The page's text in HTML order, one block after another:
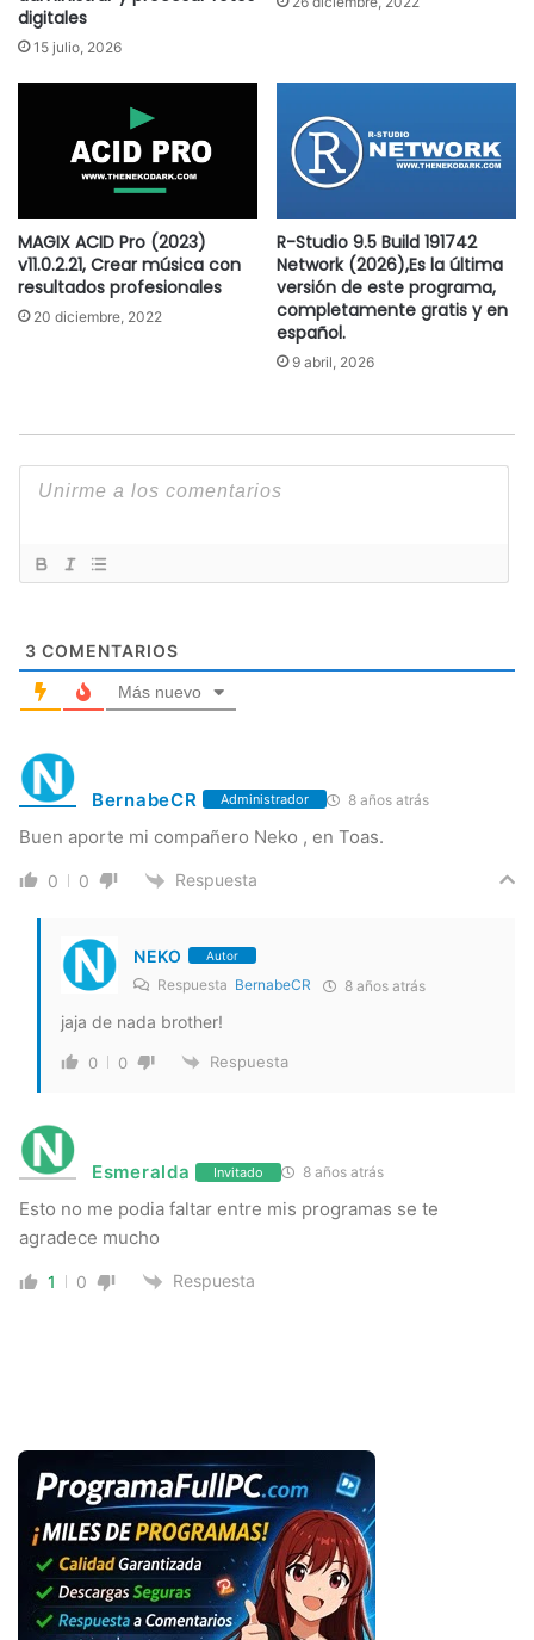
digitales
15 julio, 2026
MAGIX ACID Pro (2023)
v11.0.2.21, Crear música con
resultados profesionales
20 diciembre, 2022
R-Studio 9.5 Build 191742
Network (2026),Es la última
versión de este programa,
completamente gratis y en
español.
9 abril, 2026
3 COMENTARIOS
Más nuevo
BernabeCR Administrador 8 años atrás
Buen aporte mi compañero Neko , en Toas.
0 0 Respuesta
NEKO Autor
Respuesta BernabeCR 8 años atrás
jaja de nada brother!
0 0 Respuesta
Esmeralda Invitado 8 años atrás
Esto no me podia faltar entre mis programas se te
agradece mucho
1 0 Respuesta